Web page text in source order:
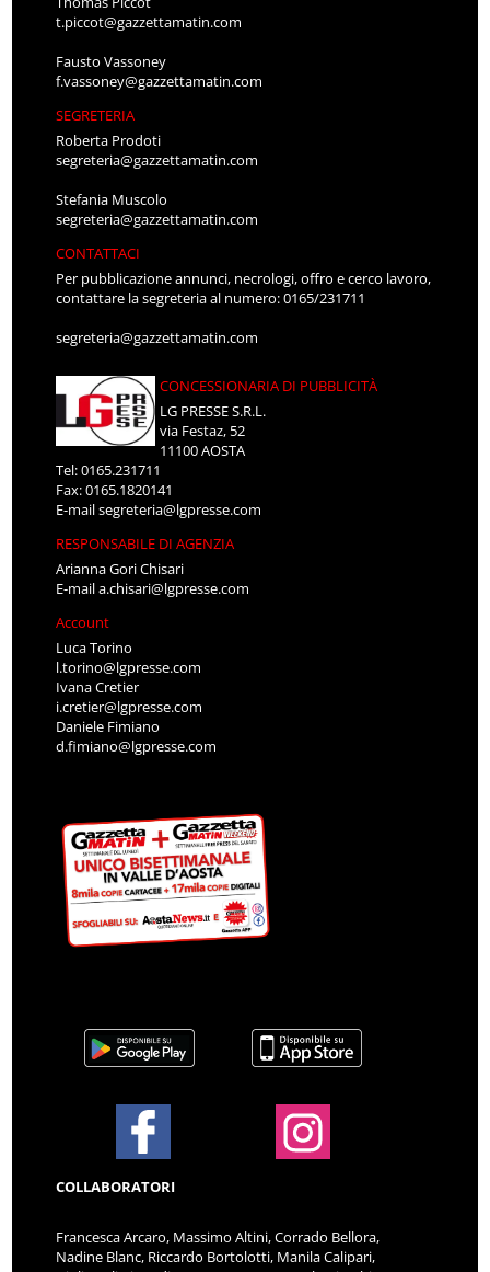
t.piccot@gazzettamatin.com
Fausto Vassoney
f.vassoney@gazzettamatin.com
SEGRETERIA
Roberta Prodoti
segreteria@gazzettamatin.com
Stefania Muscolo
segreteria@gazzettamatin.com
CONTATTACI
Per pubblicazione annunci, necrologi, offro e cerco lavoro,
contattare la segreteria al numero: 0165/231711
segreteria@gazzettamatin.com
CONCESSIONARIA DI PUBBLICITÀ
LG PRESSE S.R.L.
via Festaz, 52
11100 AOSTA
Tel: 0165.231711
Fax: 0165.1820141
E-mailsegreteria@lgpresse.com
RESPONSABILE DI AGENZIA
Arianna Gori Chisari
E-maila.chisari@lgpresse.com
Account
Luca Torino
l.torino@lgpresse.com
Ivana Cretier
i.cretier@lgpresse.com
Daniele Fimiano
d.fimiano@lgpresse.com
COLLABORATORI
Francesca Arcaro, Massimo Altini, Corrado Bellora,
Nadine Blanc, Riccardo Bortolotti, Manila Calipari,